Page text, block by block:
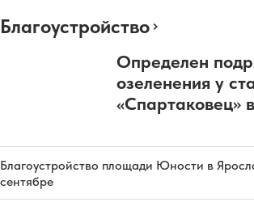
Благоустройство
Определен
озеленения у
«Спартаковец»
Благоустройство площади Юности в
сентябре